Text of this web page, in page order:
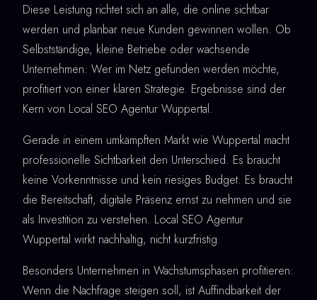
Diese Leistung richtet sich an alle, die online sichtbar
werden und planbar neue Kunden gewinnen wollen. Ob
Selbstständige, kleine Betriebe oder wachsende
Unternehmen: Wer im Netz gefunden werden möchte,
profitiert von einer klaren Strategie. Ergebnisse sind der
Kern von Local SEO Agentur Wuppertal.
Gerade in einem umkämpften Markt wie Wuppertal macht
professionelle Sichtbarkeit den Unterschied. Es braucht
keine Vorkenntnisse und kein riesiges Budget. Es braucht
die Bereitschaft, digitale Präsenz ernst zu nehmen und sie
als Investition zu verstehen. Local SEO Agentur
Wuppertal wirkt nachhaltig, nicht kurzfristig.
Besonders Unternehmen in Wachstumsphasen profitieren:
Wenn die Nachfrage steigen soll, ist Auffindbarkeit der